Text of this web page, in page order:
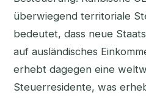
überwiegend territoriale
bedeutet, dass neue
auf ausländisches
erhebt dagegen eine
Steuerresidente, was